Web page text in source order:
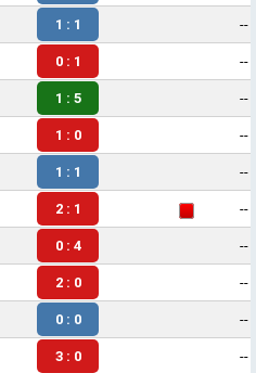
1 : 1 --
0 : 1 --
1 : 5 --
1 : 0 --
1 : 1 --
2 : 1 --
0 : 4 --
2 : 0 --
0 : 0 --
3 : 0 --